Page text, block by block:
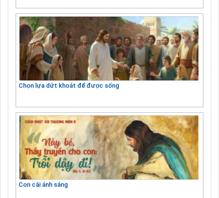
Chọn lựa dứt khoát để được sống
Con cái ánh sáng